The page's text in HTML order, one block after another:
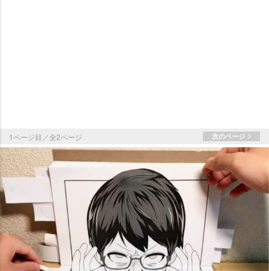
1ページ目／全2ページ 次のページ